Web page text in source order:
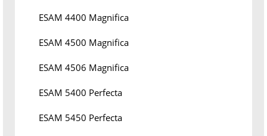
ESAM 4400 Magnifica
ESAM 4500 Magnifica
ESAM 4506 Magnifica
ESAM 5400 Perfecta
ESAM 5450 Perfecta